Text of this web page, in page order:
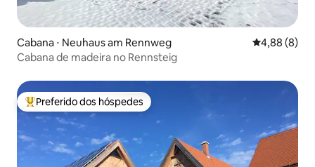
Cabana ⋅ Neuhaus am Rennweg 4,88 de uma
4,88 (8)
Cabana de madeira no Rennsteig
Entre os melhores preferidos dos hóspedes
Preferido dos hóspedes